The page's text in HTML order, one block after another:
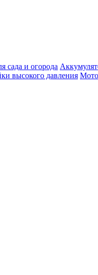
сада и огорода
высокого давления